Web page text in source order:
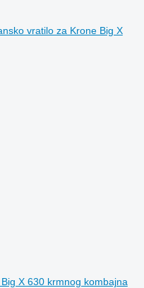
vratilo za Krone Big X
X 630 krmnog kombajna